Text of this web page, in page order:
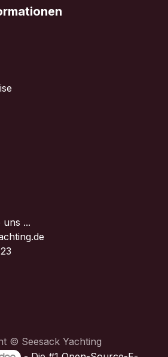
uns ...
© Seesack Yachting